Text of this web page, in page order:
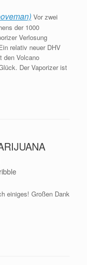
Vor zwei
der 1000
Verlosung
relativ neuer DHV
den Volcano
Der Vaporizer ist
einiges! Großen Dank